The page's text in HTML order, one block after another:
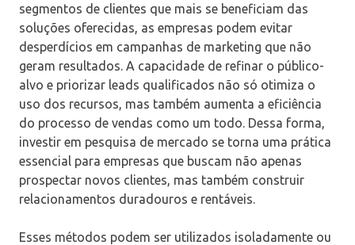
segmentos de clientes que mais se beneficiam das
soluções oferecidas, as empresas podem evitar
desperdícios em campanhas de marketing que não
geram resultados. A capacidade de refinar o público-
alvo e priorizar leads qualificados não só otimiza o
uso dos recursos, mas também aumenta a eficiência
do processo de vendas como um todo. Dessa forma,
investir em pesquisa de mercado se torna uma prática
essencial para empresas que buscam não apenas
prospectar novos clientes, mas também construir
relacionamentos duradouros e rentáveis.
Esses métodos podem ser utilizados isoladamente ou